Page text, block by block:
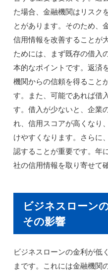
た場合、金融機関はリスク
とがあります。そのため、
信用情報を改善することが
ためには、まず既存の借入
本的なポイントです。返済
機関からの信頼を得ること
す。また、可能であれば借
す。借入が少ないと、企業
れ、信用スコアが高くなり
けやすくなります。さらに
認することが重要です。年
社の信用情報を取り寄せて
ビジネスローン
その影響
ビジネスローンの金利が低
まです。これには金融機関